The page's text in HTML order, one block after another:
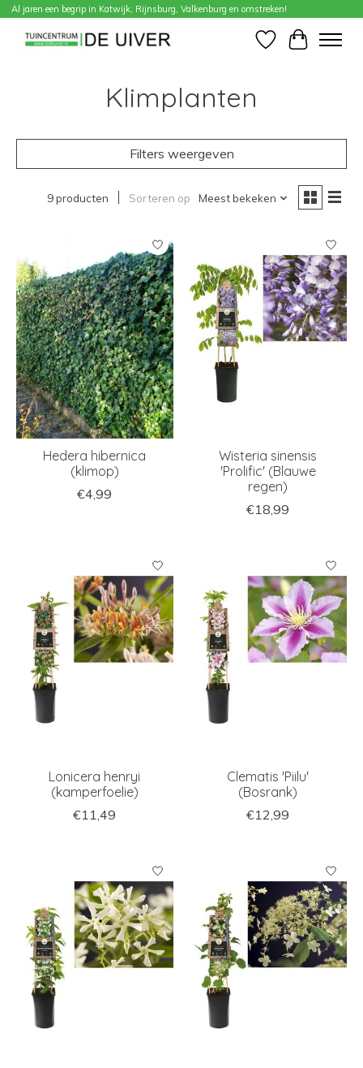
Al jaren een begrip in Katwijk, Rijnsburg, Valkenburg en omstreken!
Verlanglijst
Home / Tuin en kamerplanten Klimplanten
Klimplanten
Filters weergeven
9 producten Sorteren op Meest bekeken
Hedera hibernica
(klimop)
€4,99
Wisteria sinensis
'Prolific' (Blauwe
regen)
€18,99
Lonicera henryi
(kamperfoelie)
€11,49
Clematis 'Piilu'
(Bosrank)
€12,99